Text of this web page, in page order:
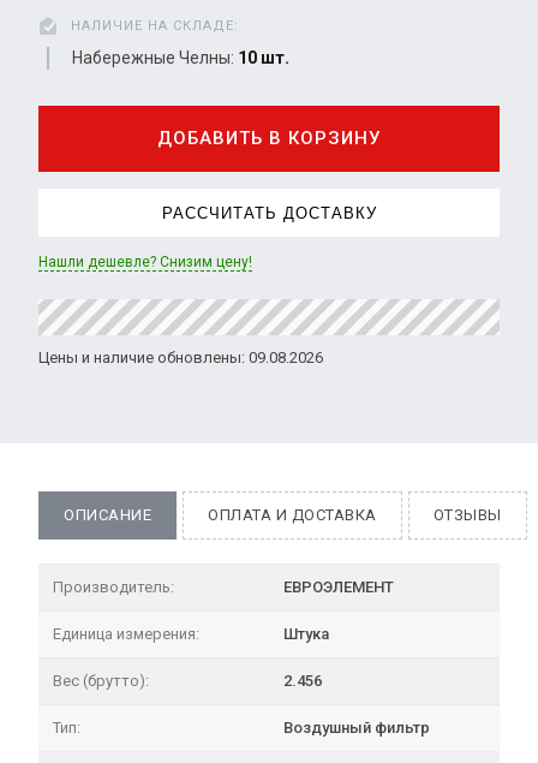
НАЛИЧИЕ НА СКЛАДЕ:
Набережные Челны: 10 шт.
ДОБАВИТЬ В КОРЗИНУ
РАССЧИТАТЬ ДОСТАВКУ
Нашли дешевле? Снизим цену!
Цены и наличие обновлены: 09.08.2026
ОПИСАНИЕ ОПЛАТА И ДОСТАВКА ОТЗЫВЫ
Производитель: ЕВРОЭЛЕМЕНТ
Единица измерения: Штука
Вес (брутто): 2.456
Тип: Воздушный фильтр